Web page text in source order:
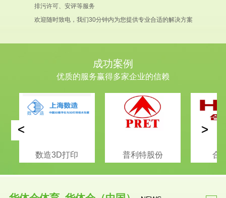
排污许可、安评等服务
欢迎随时致电，我们30分钟内为您提供专业合适的解决方案
成功案例
优质的服务赢得多家企业的信赖
数造3D打印 普利特股份 合
< >